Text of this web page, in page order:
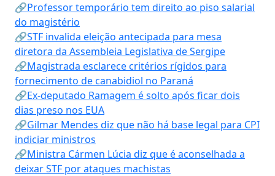
🔗Professor temporário tem direito ao piso salarial
do magistério
🔗STF invalida eleição antecipada para mesa
diretora da Assembleia Legislativa de Sergipe
🔗Magistrada esclarece critérios rígidos para
fornecimento de canabidiol no Paraná
🔗Ex-deputado Ramagem é solto após ficar dois
dias preso nos EUA
🔗Gilmar Mendes diz que não há base legal para CPI
indiciar ministros
🔗Ministra Cármen Lúcia diz que é aconselhada a
deixar STF por ataques machistas